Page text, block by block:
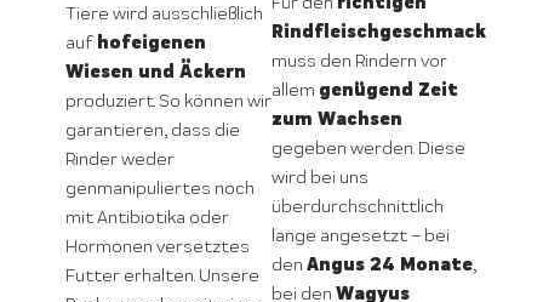
Tiere wird ausschließlich
auf hofeigenen
Wiesen und Äckern
produziert. So können wir
garantieren, dass die
Rinder weder
genmanipuliertes noch
mit Antibiotika oder
Hormonen versetztes
Futter erhalten. Unsere
Rindfleischgeschmack
muss den Rindern vor
allem genügend Zeit
zum Wachsen
gegeben werden. Diese
wird bei uns
überdurchschnittlich
lange angesetzt – bei
den Angus 24 Monate,
bei den Wagyus